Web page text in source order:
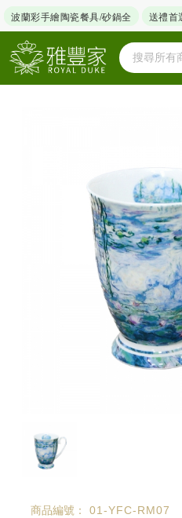
波蘭彩手繪陶瓷餐具/砂鍋全 送禮首
商品編號： 01-YFC-RM07